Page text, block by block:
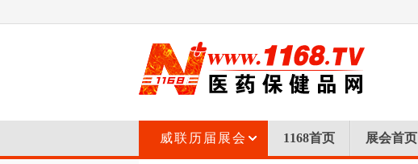
威联历届展会 1168首页 展会首页